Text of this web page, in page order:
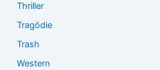
Thriller
Tragödie
Trash
Western